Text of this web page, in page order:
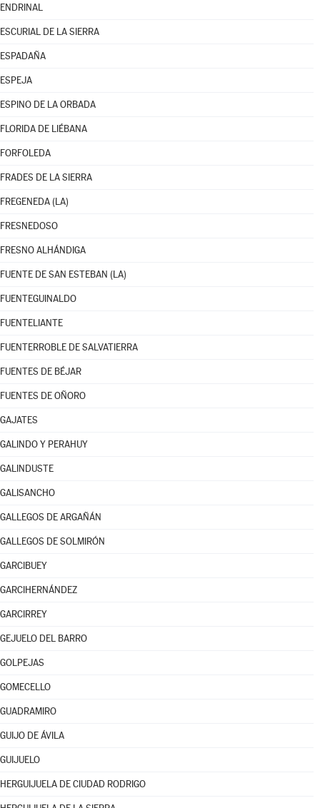
ENDRINAL
ESCURIAL DE LA SIERRA
ESPADAÑA
ESPEJA
ESPINO DE LA ORBADA
FLORIDA DE LIÉBANA
FORFOLEDA
FRADES DE LA SIERRA
FREGENEDA (LA)
FRESNEDOSO
FRESNO ALHÁNDIGA
FUENTE DE SAN ESTEBAN (LA)
FUENTEGUINALDO
FUENTELIANTE
FUENTERROBLE DE SALVATIERRA
FUENTES DE BÉJAR
FUENTES DE OÑORO
GAJATES
GALINDO Y PERAHUY
GALINDUSTE
GALISANCHO
GALLEGOS DE ARGAÑÁN
GALLEGOS DE SOLMIRÓN
GARCIBUEY
GARCIHERNÁNDEZ
GARCIRREY
GEJUELO DEL BARRO
GOLPEJAS
GOMECELLO
GUADRAMIRO
GUIJO DE ÁVILA
GUIJUELO
HERGUIJUELA DE CIUDAD RODRIGO